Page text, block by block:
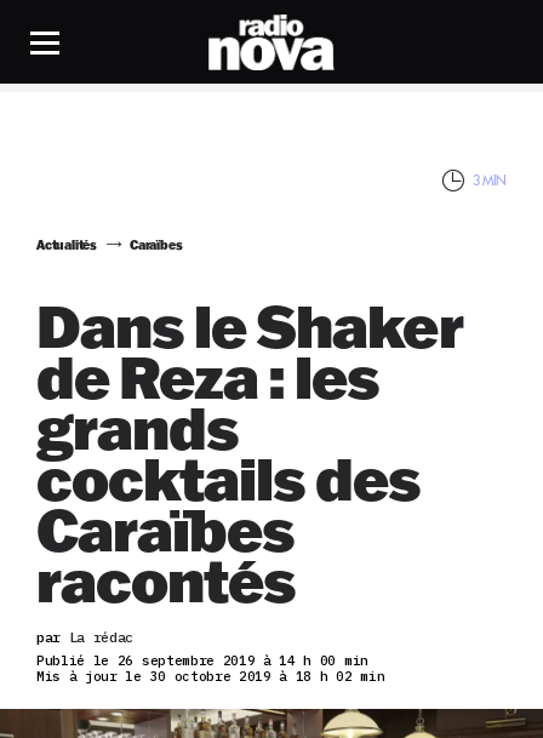
Actualités Caraïbes
3 MIN
Dans le Shaker
de Reza : les
grands
cocktails des
Caraïbes
racontés
par La rédac
Publié le 26 septembre 2019 à 14 h 00 min
Mis à jour le 30 octobre 2019 à 18 h 02 min